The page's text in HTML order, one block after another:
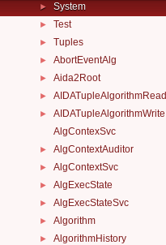
► System
► Test
► Tuples
► AbortEventAlg
► Aida2Root
► AIDATupleAlgorithmRead
►
AIDATupleAlgorithmWrite
AlgContexSvc
► AlgContextAuditor
► AlgContextSvc
► AlgExecState
► AlgExecStateSvc
► Algorithm
► AlgorithmHistory